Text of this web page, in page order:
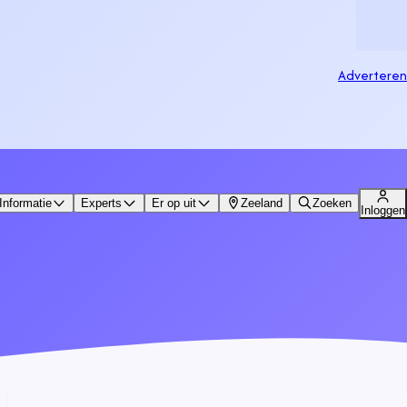
Adverteren
Experts Er op uit Zeeland Zoeken
Inloggen